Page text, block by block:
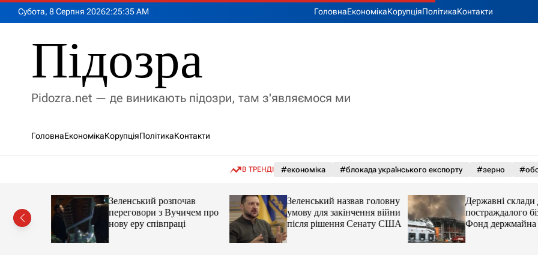
Субота, 8 Серпня 20262:25:37AM ГоловнаЕкономікаКорупціяПолітикаКонтакти
Підозра
Pidozra.net — де виникають підозри, там з'являємося ми
ГоловнаЕкономікаКорупціяПолітикаКонтакти
В ТРЕНДІ #економіка #блокада українського експорту #зерно
на
Зеленський розпочав
переговори з Вучичем про
нову еру співпраці
Зеленський назвав головну
умову для закінчення війни
після рішення Сенату США
Державні склади
постраждалого
Фонд держмайна
завдання від